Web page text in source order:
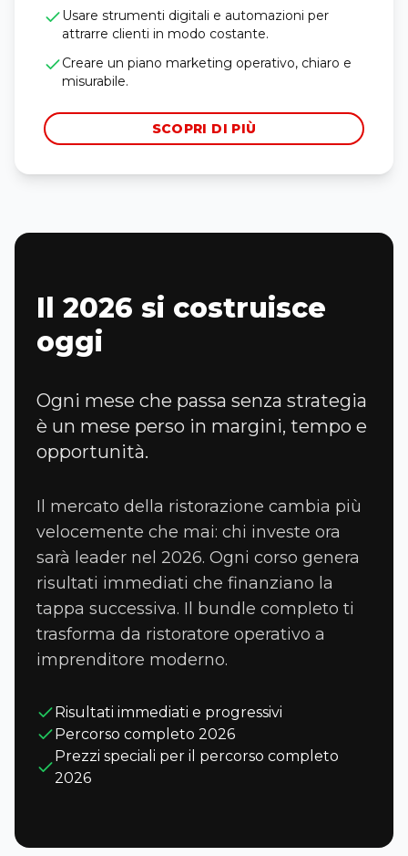
Usare strumenti digitali e automazioni per
attrarre clienti in modo costante.
Creare un piano marketing operativo, chiaro e
misurabile.
SCOPRI DI PIÙ
Il 2026 si costruisce
oggi
Ogni mese che passa senza strategia
è un mese perso in margini, tempo e
opportunità.
Il mercato della ristorazione cambia più
velocemente che mai: chi investe ora
sarà leader nel 2026. Ogni corso genera
risultati immediati che finanziano la
tappa successiva. Il bundle completo ti
trasforma da ristoratore operativo a
imprenditore moderno.
Risultati immediati e progressivi
Percorso completo 2026
Prezzi speciali per il percorso completo
2026